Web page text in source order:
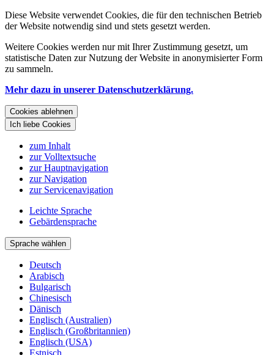
Diese Website verwendet Cookies, die für den technischen Betrieb
der Website notwendig sind und stets gesetzt werden.
Weitere Cookies werden nur mit Ihrer Zustimmung gesetzt, um
statistische Daten zur Nutzung der Website in anonymisierter Form
zu sammeln.
Mehr dazu in unserer Datenschutzerklärung.
Cookies ablehnen
Ich liebe Cookies
zum Inhalt
zur Volltextsuche
zur Hauptnavigation
zur Navigation
zur Servicenavigation
Leichte Sprache
Gebärdensprache
Sprache wählen
Deutsch
Arabisch
Bulgarisch
Chinesisch
Dänisch
Englisch (Australien)
Englisch (Großbritannien)
Englisch (USA)
Estnisch